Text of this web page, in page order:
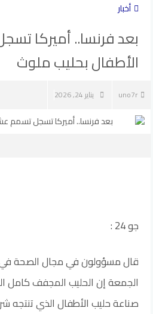
أخبار
بعد فرنسا.. أميركا
الأطفال بحليب ملوث
uno7r يناير 24, 2026
جو 24 :
قال مسؤولون في مجال الصحة في
الجمعة إن الحليب المجفف
صناعة حليب الأطفال الذي تنتجه